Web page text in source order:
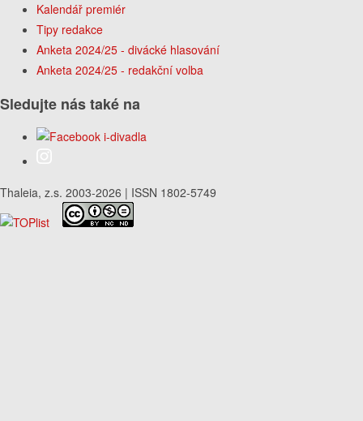
Kalendář premiér
Tipy redakce
Anketa 2024/25 - divácké hlasování
Anketa 2024/25 - redakční volba
Sledujte nás také na
Thaleia, z.s. 2003-2026 | ISSN 1802-5749